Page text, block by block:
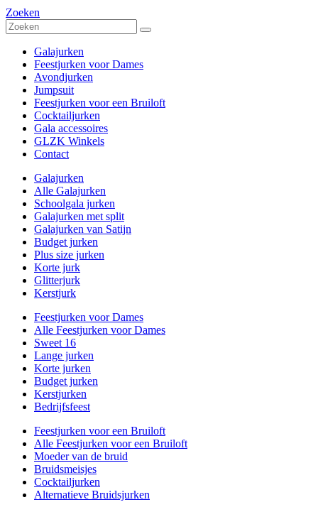
Zoeken
Galajurken
Feestjurken voor Dames
Avondjurken
Jumpsuit
Feestjurken voor een Bruiloft
Cocktailjurken
Gala accessoires
GLZK Winkels
Contact
Galajurken
Alle Galajurken
Schoolgala jurken
Galajurken met split
Galajurken van Satijn
Budget jurken
Plus size jurken
Korte jurk
Glitterjurk
Kerstjurk
Feestjurken voor Dames
Alle Feestjurken voor Dames
Sweet 16
Lange jurken
Korte jurken
Budget jurken
Kerstjurken
Bedrijfsfeest
Feestjurken voor een Bruiloft
Alle Feestjurken voor een Bruiloft
Moeder van de bruid
Bruidsmeisjes
Cocktailjurken
Alternatieve Bruidsjurken